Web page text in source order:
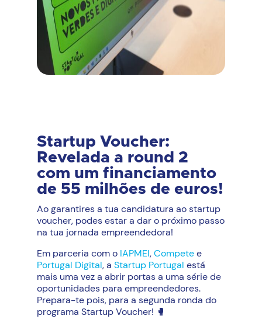
Startup Voucher:
Revelada a round 2
com um financiamento
de 55 milhões de euros!
Ao garantires a tua candidatura ao startup
voucher, podes estar a dar o próximo passo
na tua jornada empreendedora!
Em parceria com oIAPMEI,Competee
Portugal Digital, a Startup Portugal está
mais uma vez a abrir portas a uma série de
oportunidades para empreendedores.
Prepara-te pois, para a segunda ronda do
programa Startup Voucher! 🥊